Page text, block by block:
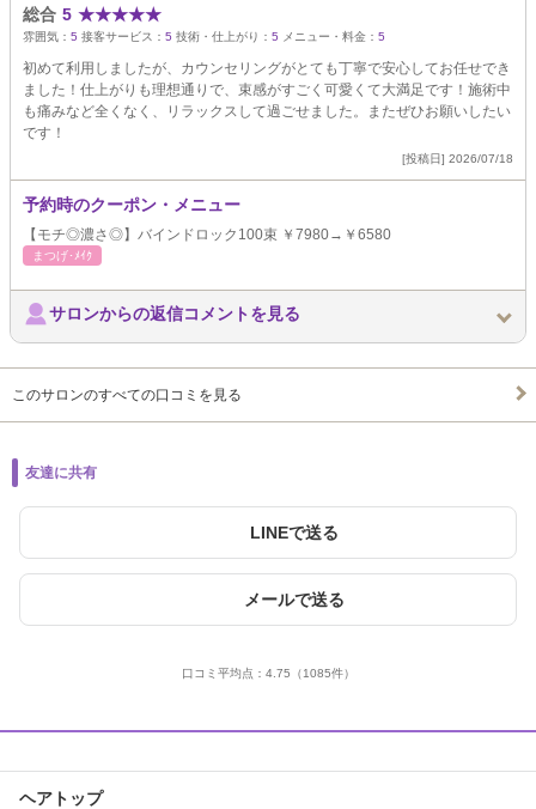
総合 5 ★★★★★
雰囲気： 5 接客サービス： 5 技術・仕上がり： 5 メニュー・料金： 5
初めて利用しましたが、カウンセリングがとても丁寧で安心してお任せでき
ました！仕上がりも理想通りで、束感がすごく可愛くて大満足です！施術中
も痛みなど全くなく、リラックスして過ごせました。またぜひお願いしたい
です！
[投稿日] 2026/07/18
予約時のクーポン・メニュー
【モチ◎濃さ◎】バインドロック100束 ￥7980→￥6580
まつげ･ﾒｲｸ
サロンからの返信コメントを見る
このサロンのすべての口コミを見る
友達に共有
LINEで送る
メールで送る
口コミ平均点： 4.75 （1085件）
ヘアトップ